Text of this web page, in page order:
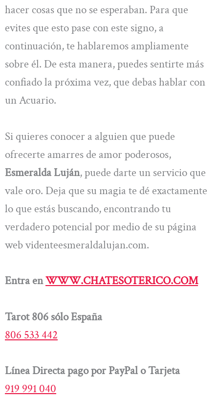
hacer cosas que no se esperaban. Para que
evites que esto pase con este signo, a
continuación, te hablaremos ampliamente
sobre él. De esta manera, puedes sentirte más
confiado la próxima vez, que debas hablar con
un Acuario.
Si quieres conocer a alguien que puede
ofrecerte amarres de amor poderosos,
Esmeralda Luján, puede darte un servicio que
vale oro. Deja que su magia te dé exactamente
lo que estás buscando, encontrando tu
verdadero potencial por medio de su página
web videnteesmeraldalujan.com.
Entra enWWW.CHATESOTERICO.COM
Tarot 806 sólo España
806 533 442
Línea Directa pago por PayPal o Tarjeta
919 991 040